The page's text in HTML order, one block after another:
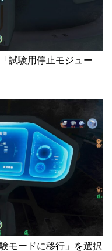
試験用停止モジュー
モードに移行」を選択